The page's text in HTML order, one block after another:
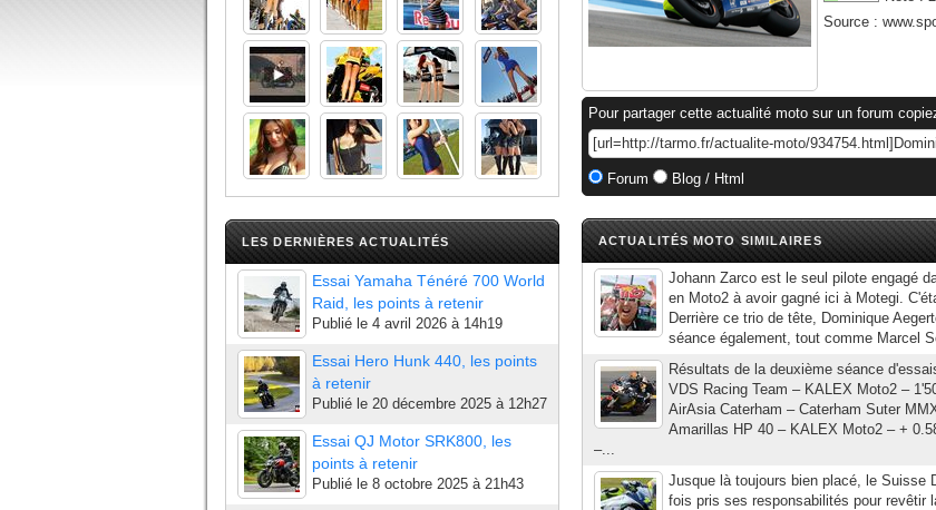
LES DERNIÈRES ACTUALITÉS
Essai Yamaha Ténéré 700 World
Raid, les points à retenir
Publié le 4 avril 2026 à 14h19
Essai Hero Hunk 440, les points
à retenir
Publié le 20 décembre 2025 à 12h27
Essai QJ Motor SRK800, les
points à retenir
Publié le 8 octobre 2025 à 21h43
Source :
Pour partager cette actualité moto sur un forum
Forum Blog / Html
ACTUALITÉS MOTO SIMILAIRES
Johann Zarco est le seul pilote engagé
en Moto2 à avoir gagné ici à Motegi.
Derrière ce trio de tête, Dominique
séance également, tout comme Marcel
Résultats de la deuxième séance
VDS Racing Team – KALEX Moto2 –
AirAsia Caterham – Caterham Suter
Amarillas HP 40 – KALEX Moto2 – +
–...
Jusque là toujours bien placé, le Suisse
fois pris ses responsabilités pour revêtir